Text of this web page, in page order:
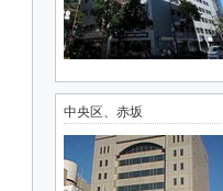
中央区、赤坂